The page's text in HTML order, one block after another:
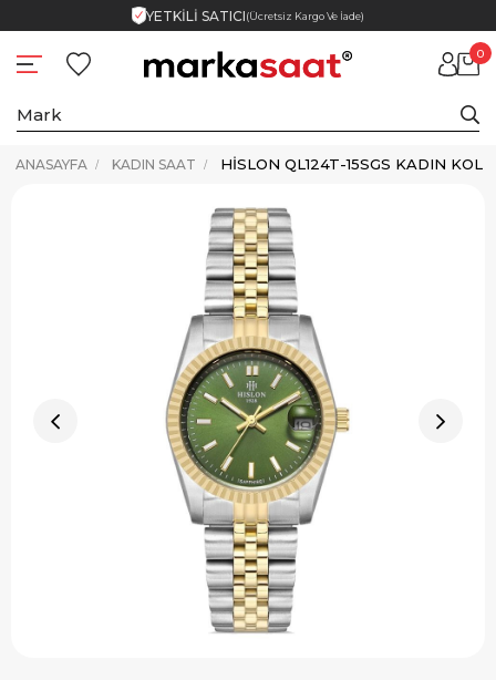
YETKİLİ SATICI(Ücretsiz Kargo Ve İade)
0
ANASAYFA KADIN SAAT HISLON QL124T-15SGS KADIN KOL